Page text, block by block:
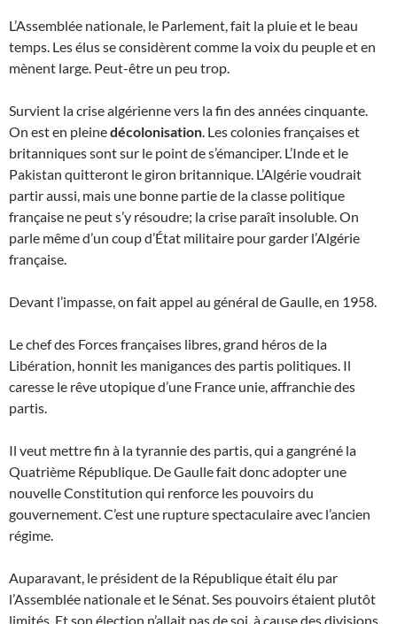
L’Assemblée nationale, le Parlement, fait la pluie et le beau
temps. Les élus se considèrent comme la voix du peuple et en
mènent large. Peut-être un peu trop.
Survient la crise algérienne vers la fin des années cinquante.
On est en pleinedécolonisation. Les colonies françaises et
britanniques sont sur le point de s’émanciper. L’Inde et le
Pakistan quitteront le giron britannique. L’Algérie voudrait
partir aussi, mais une bonne partie de la classe politique
française ne peut s’y résoudre; la crise paraît insoluble. On
parle même d’un coup d’État militaire pour garder l’Algérie
française.
Devant l’impasse, on fait appel au général de Gaulle, en 1958.
Le chef des Forces françaises libres, grand héros de la
Libération, honnit les manigances des partis politiques. Il
caresse le rêve utopique d’une France unie, affranchie des
partis.
Il veut mettre fin à la tyrannie des partis, qui a gangréné la
Quatrième République. De Gaulle fait donc adopter une
nouvelle Constitution qui renforce les pouvoirs du
gouvernement. C’est une rupture spectaculaire avec l’ancien
régime.
Auparavant, le président de la République était élu par
l’Assemblée nationale et le Sénat. Ses pouvoirs étaient plutôt
limités. Et son élection n’allait pas de soi, à cause des divisions